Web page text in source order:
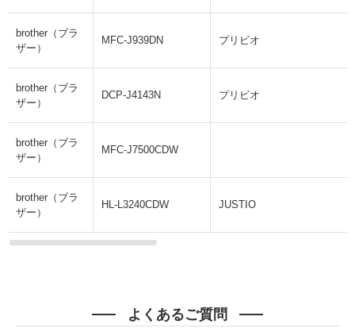
brother（ブラ
ザー）
MFC-J939DN プリビオ
brother（ブラ
ザー）
DCP-J4143N プリビオ
brother（ブラ
ザー）
MFC-J7500CDW
brother（ブラ
ザー）
HL-L3240CDW JUSTIO
よくあるご質問